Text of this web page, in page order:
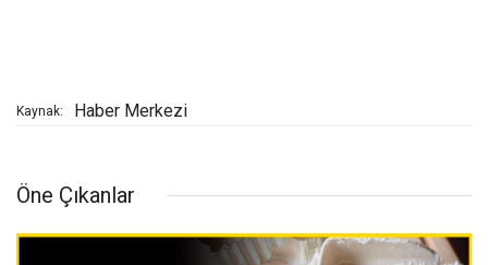
Kaynak: Haber Merkezi
Öne Çıkanlar